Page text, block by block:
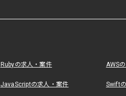
Rubyの求人・案件 AWS
JavaScriptの求人・案件 Swift